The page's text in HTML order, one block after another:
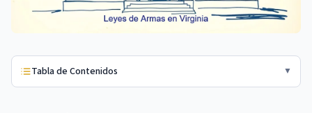
Tabla de Contenidos ▼